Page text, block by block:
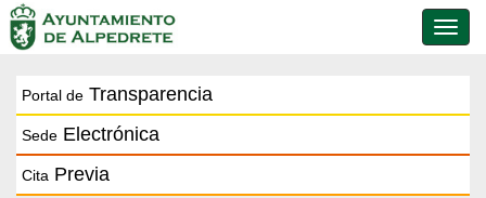
de
Portal de Transparencia
Sede Electrónica
Cita Previa